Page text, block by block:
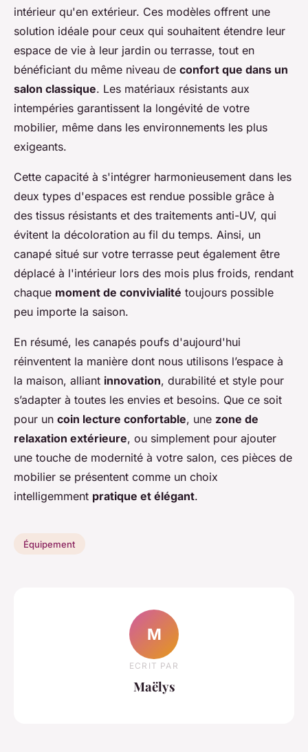
intérieur qu'en extérieur. Ces modèles offrent une
solution idéale pour ceux qui souhaitent étendre leur
espace de vie à leur jardin ou terrasse, tout en
bénéficiant du même niveau de confort que dans un
salon classique. Les matériaux résistants aux
intempéries garantissent la longévité de votre
mobilier, même dans les environnements les plus
exigeants.
Cette capacité à s'intégrer harmonieusement dans les
deux types d'espaces est rendue possible grâce à
des tissus résistants et des traitements anti-UV, qui
évitent la décoloration au fil du temps. Ainsi, un
canapé situé sur votre terrasse peut également être
déplacé à l'intérieur lors des mois plus froids, rendant
chaque moment de convivialité toujours possible
peu importe la saison.
En résumé, les canapés poufs d'aujourd'hui
réinventent la manière dont nous utilisons l’espace à
la maison, alliant innovation, durabilité et style pour
s’adapter à toutes les envies et besoins. Que ce soit
pour un coin lecture confortable, une zone de
relaxation extérieure, ou simplement pour ajouter
une touche de modernité à votre salon, ces pièces de
mobilier se présentent comme un choix
intelligemment pratique et élégant.
Équipement
M
ECRIT PAR
Maëlys